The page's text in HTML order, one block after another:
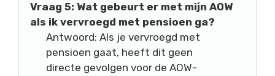
Vraag 5: Wat gebeurt er met mijn AOW
als ik vervroegd met pensioen ga?
Antwoord: Als je vervroegd met
pensioen gaat, heeft dit geen
directe gevolgen voor de AOW-